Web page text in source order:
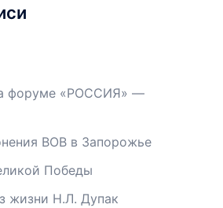
форуме «РОССИЯ» —
ВОВ в Запорожье
Победы
жизни Н.Л. Дупак